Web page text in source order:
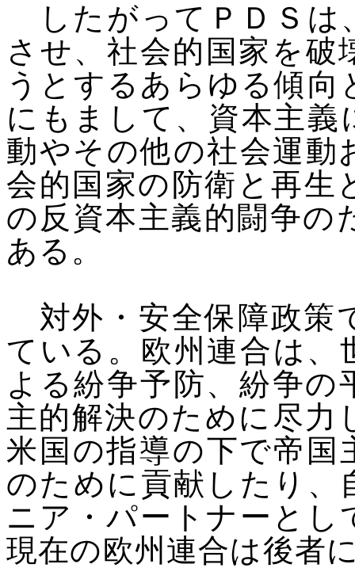
したがってＰＤＳは
させ、社会的国家を破
うとするあらゆる傾
にもまして、資本主義
動やその他の社会運動
会的国家の防衛と再生
の反資本主義的闘争の
ある。
対外・安全保障政策
ている。欧州連合は、
よる紛争予防、紛争の
主的解決のために尽力
米国の指導の下で帝国
のために貢献したり、
ニア・パートナーとし
現在の欧州連合は後者